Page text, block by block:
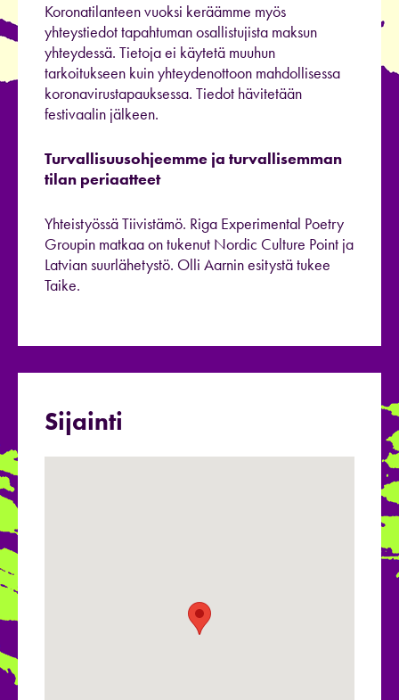
Koronatilanteen vuoksi keräämme myös
yhteystiedot tapahtuman osallistujista maksun
yhteydessä. Tietoja ei käytetä muuhun
tarkoitukseen kuin yhteydenottoon mahdollisessa
koronavirustapauksessa. Tiedot hävitetään
festivaalin jälkeen.
Turvallisuusohjeemme ja turvallisemman
tilan periaatteet
Yhteistyössä Tiivistämö. Riga Experimental Poetry
Groupin matkaa on tukenut Nordic Culture Point ja
Latvian suurlähetystö. Olli Aarnin esitystä tukee
Taike.
Sijainti